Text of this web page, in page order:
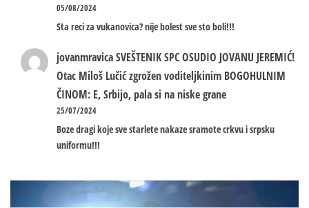
05/08/2024
Sta reci za vukanovica? nije bolest sve sto boli!!!
jovanmravicaSVEŠTENIK SPC OSUDIO JOVANU JEREMIĆ!
Otac Miloš Lučić zgrožen voditeljkinim BOGOHULNIM
ČINOM: E, Srbijo, pala si na niske grane
25/07/2024
Boze dragi koje sve starlete nakaze sramote crkvu i srpsku
uniformu!!!